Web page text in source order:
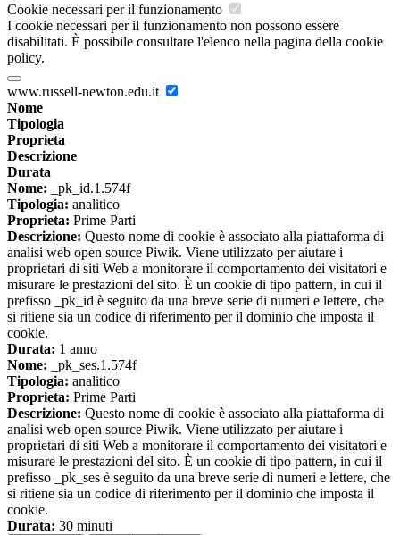
Cookie necessari per il funzionamento
I cookie necessari per il funzionamento non possono essere
disabilitati. È possibile consultare l'elenco nella pagina della cookie
policy.
www.russell-newton.edu.it
Nome
Tipologia
Proprieta
Descrizione
Durata
Nome: _pk_id.1.574f
Tipologia: analitico
Proprieta: Prime Parti
Descrizione: Questo nome di cookie è associato alla piattaforma di
analisi web open source Piwik. Viene utilizzato per aiutare i
proprietari di siti Web a monitorare il comportamento dei visitatori e
misurare le prestazioni del sito. È un cookie di tipo pattern, in cui il
prefisso _pk_id è seguito da una breve serie di numeri e lettere, che
si ritiene sia un codice di riferimento per il dominio che imposta il
cookie.
Durata: 1 anno
Nome: _pk_ses.1.574f
Tipologia: analitico
Proprieta: Prime Parti
Descrizione: Questo nome di cookie è associato alla piattaforma di
analisi web open source Piwik. Viene utilizzato per aiutare i
proprietari di siti Web a monitorare il comportamento dei visitatori e
misurare le prestazioni del sito. È un cookie di tipo pattern, in cui il
prefisso _pk_ses è seguito da una breve serie di numeri e lettere, che
si ritiene sia un codice di riferimento per il dominio che imposta il
cookie.
Durata: 30 minuti